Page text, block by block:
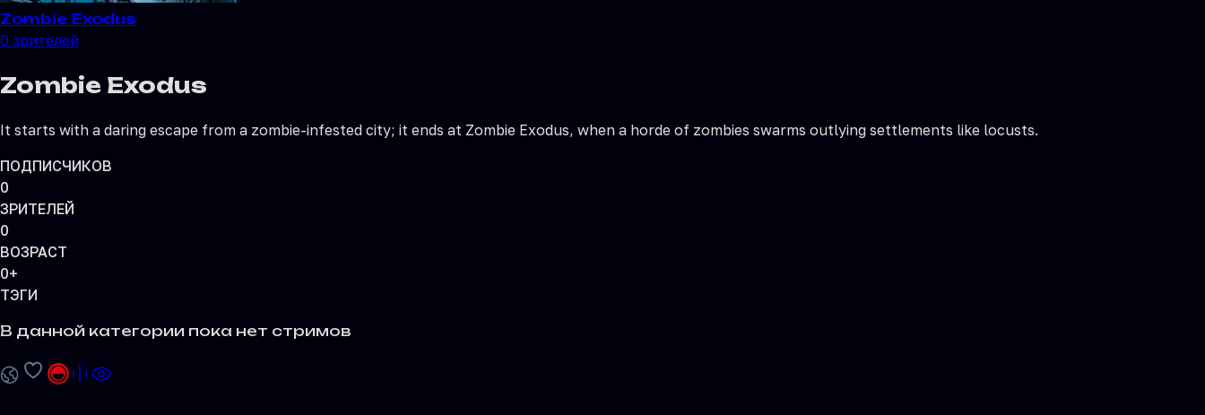
Zombie Exodus
0 зрителей
Zombie Exodus
It starts with a daring escape from a zombie-infested city; it ends at Zombie Exodus, when a horde of zombies swarms outlying settlements like locusts.
ПОДПИСЧИКОВ
0
ЗРИТЕЛЕЙ
0
ВОЗРАСТ
0+
ТЭГИ
В данной категории пока нет стримов